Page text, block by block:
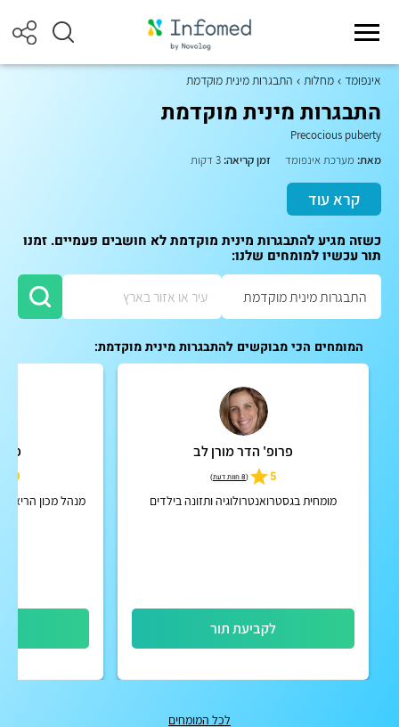
אינפומד מחלות התבגרות מינית מוקדמת
התבגרות מינית מוקדמת
Precocious puberty
מאת: מערכת אינפומד זמן קריאה:
קרא עוד
כשזה מגיע להתבגרות מינית מוקדמת לא חושבים פעמיים. זמנו
תור עכשיו למומחים שלנו:
המומחים הכי מבוקשים להתבגרות מינית מוקדמת:
פרופ' הדר מורן לב
5
(8 חוות דעת )
מומחית בגסטרואנטרולוגיה ותזונה בילדים
לקביעת תור
5.0
מנהל מכון
לכל המומחים